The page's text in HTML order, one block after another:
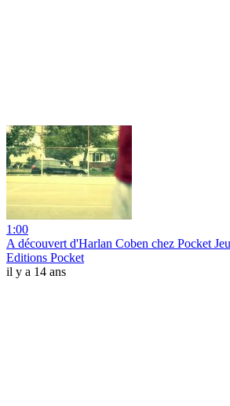
1:00
A découvert d'Harlan Coben chez Pocket
Editions Pocket
il y a 14 ans